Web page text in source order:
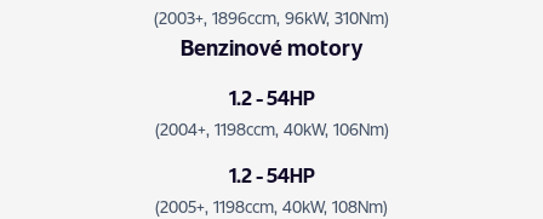
(2003+, 1896ccm, 96kW, 310Nm)
Benzinové motory
1.2 - 54HP
(2004+, 1198ccm, 40kW, 106Nm)
1.2 - 54HP
(2005+, 1198ccm, 40kW, 108Nm)